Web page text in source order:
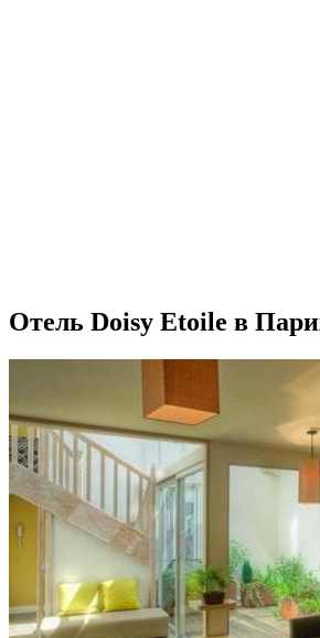
Отель Doisy Etoile в